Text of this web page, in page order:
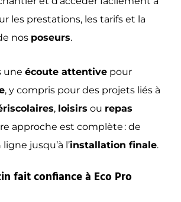
les prestations, les tarifs et la
nos poseurs.
une écoute attentivepour
, y compris pour des projets liés à
, loisirs ou repas
approche est complète : de
jusqu’à l’installation finale.
fait confiance à Eco Pro